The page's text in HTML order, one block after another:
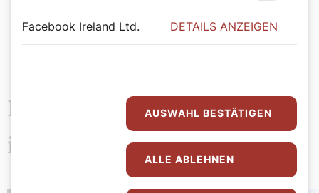
Das könnte Sie auch
interessieren
Facebook Ireland Ltd. DETAILS ANZEIGEN
AUSWAHL BESTÄTIGEN
ALLE ABLEHNEN